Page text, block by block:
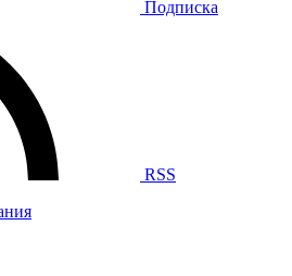
Подписка
RSS